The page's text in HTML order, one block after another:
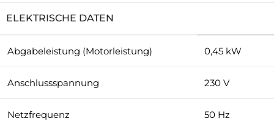
ELEKTRISCHE DATEN
Abgabeleistung (Motorleistung) 0,45 kW
Anschlussspannung 230 V
Netzfrequenz 50 Hz